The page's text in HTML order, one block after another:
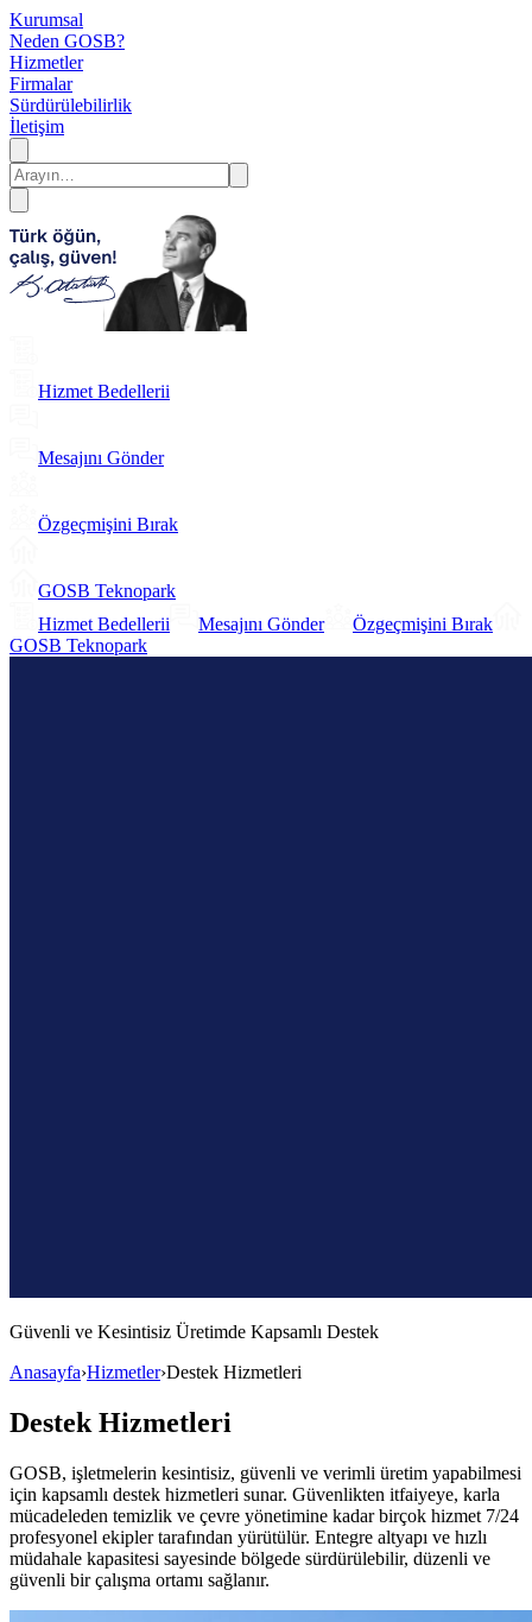
Kurumsal
Neden GOSB?
Hizmetler
Firmalar
Sürdürülebilirlik
İletişim
Hizmet Bedellerii
Mesajını Gönder
Özgeçmişini Bırak
GOSB Teknopark
Hizmet Bedellerii
Mesajını Gönder
Özgeçmişini Bırak
GOSB Teknopark
Güvenli ve Kesintisiz Üretimde Kapsamlı Destek
Anasayfa›Hizmetler›Destek Hizmetleri
Destek Hizmetleri
GOSB, işletmelerin kesintisiz, güvenli ve verimli üretim yapabilmesi
için kapsamlı destek hizmetleri sunar. Güvenlikten itfaiyeye, karla
mücadeleden temizlik ve çevre yönetimine kadar birçok hizmet 7/24
profesyonel ekipler tarafından yürütülür. Entegre altyapı ve hızlı
müdahale kapasitesi sayesinde bölgede sürdürülebilir, düzenli ve
güvenli bir çalışma ortamı sağlanır.